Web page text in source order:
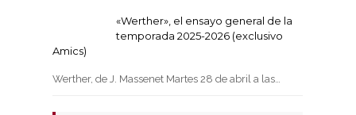
«Werther», el ensayo general de la
temporada 2025-2026 (exclusivo
Amics)
Werther, de J. Massenet Martes 28 de abril a las…